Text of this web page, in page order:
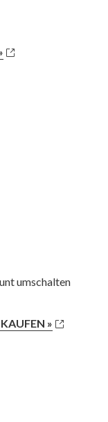
umschalten
»